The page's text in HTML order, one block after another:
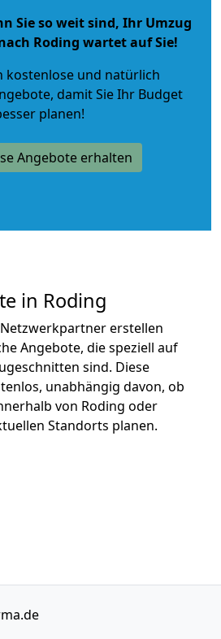
Sie so weit sind, Ihr Umzug
Roding wartet auf Sie!
kostenlose und natürlich
, damit Sie Ihr Budget
planen!
Angebote erhalten
in Roding
erstellen
Angebote, die speziell auf
sind. Diese
unabhängig davon, ob
von Roding oder
Standorts planen.